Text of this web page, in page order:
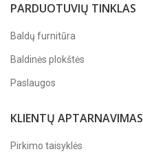
PARDUOTUVIŲ TINKLAS
Baldų furnitūra
Baldinės plokštės
Paslaugos
KLIENTŲ APTARNAVIMAS
Pirkimo taisyklės